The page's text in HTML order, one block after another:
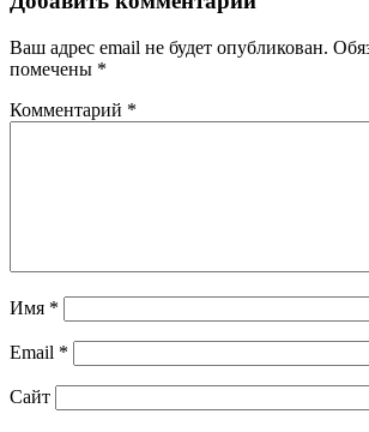
Ваш адрес email не будет опубликован.
помечены *
Комментарий *
Имя *
Email *
Сайт